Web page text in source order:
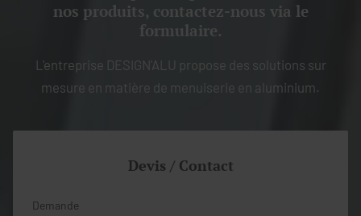
nos produits, contactez-nous via le
formulaire.
L'entreprise DESIGN'ALU propose des solutions sur
mesure en matière de menuiserie en aluminium.
Devis / Contact
Demande